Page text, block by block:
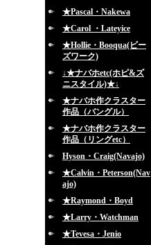
★Pascal・Nakewa
★Carol ・Lateyice
★Hollie・Booqua(ビー
ズワーク)
↓★ナバホetc(ホピ&ズ
ニスタイル)★↓
★ナバホ作クラスター
作品（バングル）
★ナバホ作クラスター
作品（リングetc）
Hyson・Craig(Navajo)
★Calvin・Peterson(Nav
ajo)
★Raymond・Boyd
★Larry・Watchman
★Tevesa・Jenio